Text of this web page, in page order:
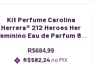
Kit Perfume Carolina
Herrera® 212 Heroes Her
Eau de Parfum 80
R$684,99
R$582,24 no PIX